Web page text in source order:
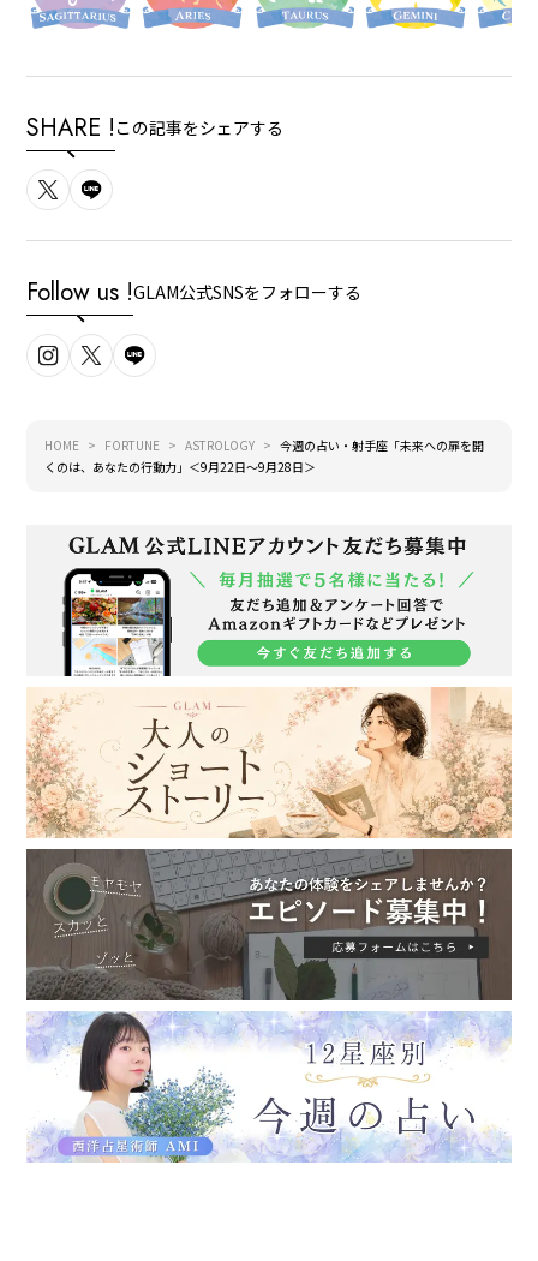
SHARE ! この記事をシェアする
Follow us !GLAM公式SNSをフォローする
HOME FORTUNE ASTROLOGY
今週の占い・射手座「未来への扉を開
くのは、あなたの行動力」＜9月22日～9月28日＞